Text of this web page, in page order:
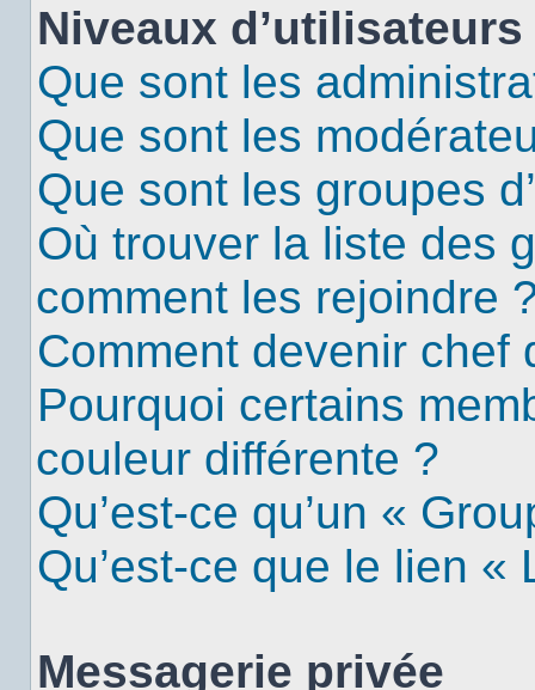
Niveaux
Que sont les
Que sont les
Que sont les groupes
Où trouver la liste des
comment les rejoindre
Comment devenir chef
Pourquoi certains
couleur différente ?
Qu’est-ce qu’un «
Qu’est-ce que le lien «
Messagerie privée